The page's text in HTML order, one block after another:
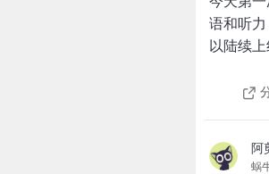
语和听
以陆续
阿
蜗